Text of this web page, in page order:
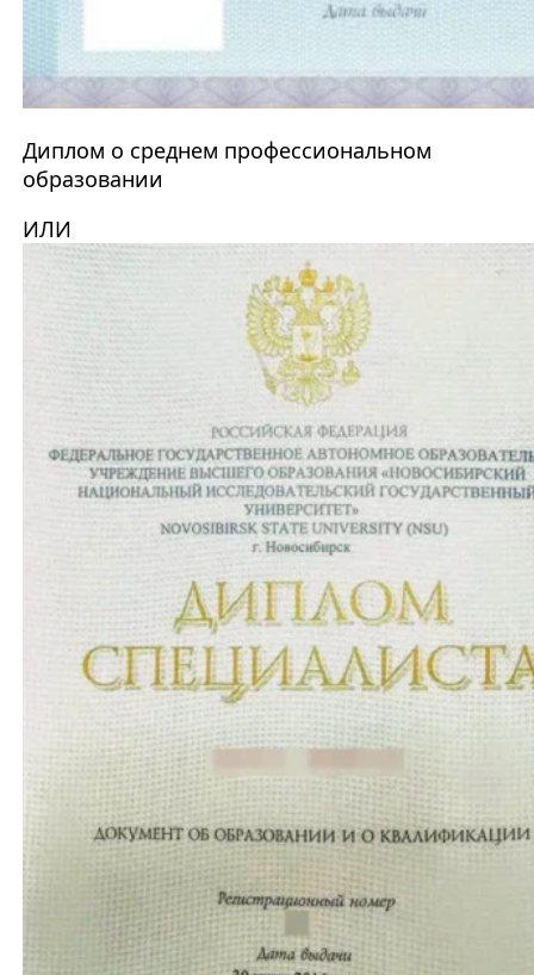
Диплом о среднем профессиональном
образовании
ИЛИ